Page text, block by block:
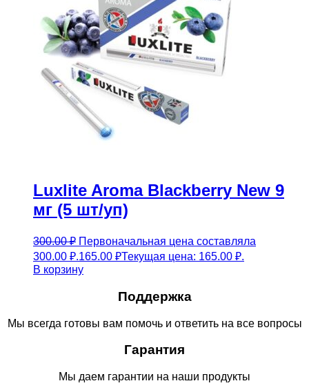
Luxlite Aroma Blackberry New 9
мг (5 шт/уп)
300.00₽ Первоначальная цена составляла
300.00 ₽.165.00 ₽Текущая цена: 165.00 ₽.
В корзину
Поддержка
Мы всегда готовы вам помочь и ответить на все вопросы
Гарантия
Мы даем гарантии на наши продукты